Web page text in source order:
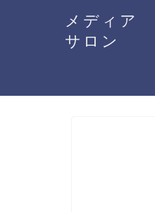
メディア
サロン